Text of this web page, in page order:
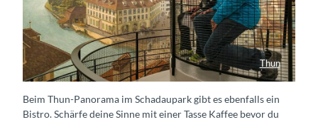
Thun
Thun-Panorama – das älteste Rundbild der Welt
Beim Thun-Panorama im Schadaupark gibt es ebenfalls ein
Bistro. Schärfe deine Sinne mit einer Tasse Kaffee bevor du